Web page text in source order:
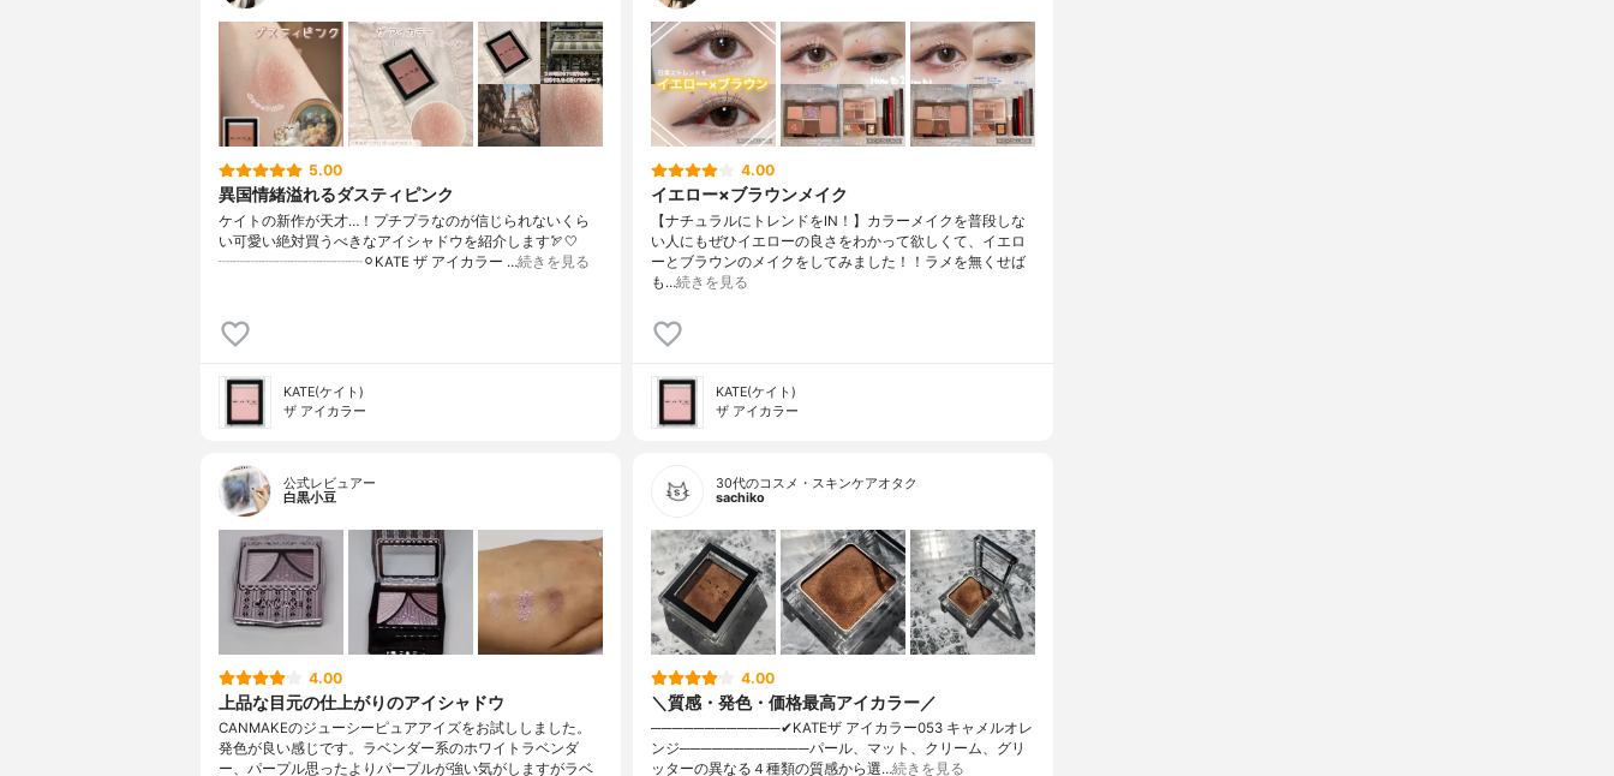
5.00
異国情緒溢れるダスティピンク
ケイトの新作が天才…！プチプラなのが信じられないくら
い可愛い絶対買うべきなアイシャドウを紹介します🏹🤍
┈┈┈┈┈┈┈┈┈┈⚪︎KATE ザ アイカラー …続きを見る
KATE(ケイト)
ザ アイカラー
4.00
イエロー×ブラウンメイク
【ナチュラルにトレンドをIN！】カラーメイクを普段しな
い人にもぜひイエローの良さをわかって欲しくて、イエロ
ーとブラウンのメイクをしてみました！！ラメを無くせば
も…続きを見る
KATE(ケイト)
ザ アイカラー
公式レビュアー
白黒小豆
4.00
上品な目元の仕上がりのアイシャドウ
CANMAKEのジューシーピュアアイズをお試ししました。
発色が良い感じです。ラベンダー系のホワイトラベンダ
ー、パープル思ったよりパープルが強い気がしますがラベ
30代のコスメ・スキンケアオタク
sachiko
4.00
＼質感・発色・価格最高アイカラー／
────────────✔︎KATEザ アイカラー053 キャメルオレ
ンジ────────────パール、マット、クリーム、グリ
ッターの異なる４種類の質感から選…続きを見る